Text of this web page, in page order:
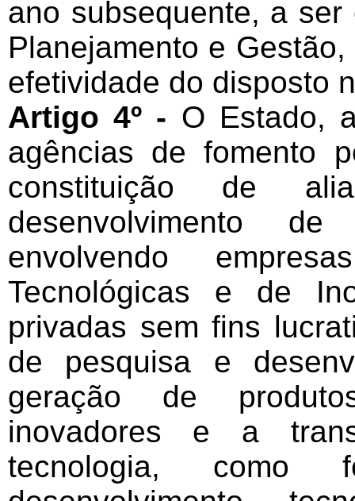
ano subsequente, a
Planejamento e
efetividade do disposto
Artigo 4º - O Estado,
agências de fomento
constituição de
desenvolvimento
envolvendo
Tecnológicas e de
privadas sem fins
de pesquisa e
geração de
inovadores e a
tecnologia,